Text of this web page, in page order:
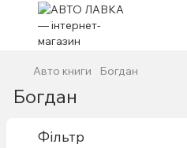
Авто книги Богдан
Богдан
Фільтр